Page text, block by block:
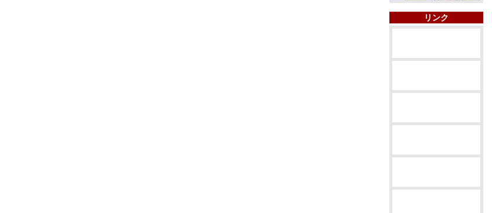
リンク